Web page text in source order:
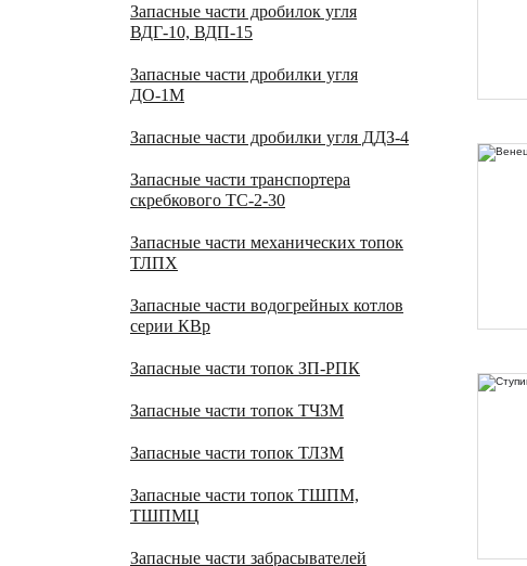
Запасные части дробилок угля
ВДГ-10, ВДП-15
Запасные части дробилки угля
ДО-1М
Запасные части дробилки угля ДДЗ-4
Запасные части транспортера
скребкового ТС-2-30
Запасные части механических топок
ТЛПХ
Запасные части водогрейных котлов
серии КВр
Запасные части топок ЗП-РПК
Запасные части топок ТЧЗМ
Запасные части топок ТЛЗМ
Запасные части топок ТШПМ,
ТШПМЦ
Запасные части забрасывателей